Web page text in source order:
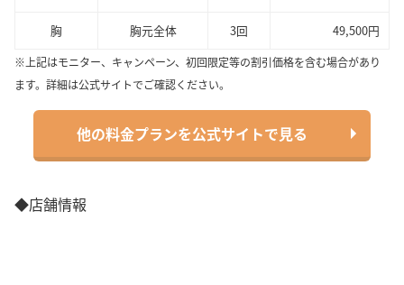
胸 胸元全体 3回 49,500円
※上記はモニター、キャンペーン、初回限定等の割引価格を含む場合があり
ます。詳細は公式サイトでご確認ください。
他の料金プランを公式サイトで見る
◆店舗情報